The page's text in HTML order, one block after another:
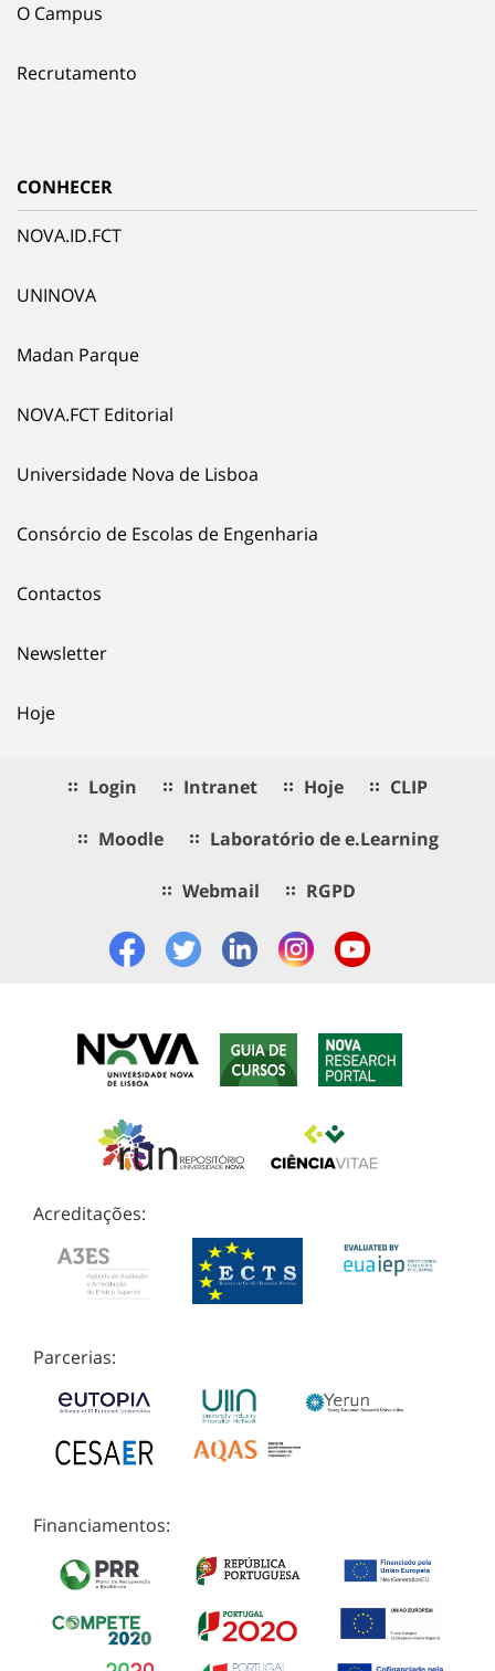
O Campus
Recrutamento
CONHECER
NOVA.ID.FCT
UNINOVA
Madan Parque
NOVA.FCT Editorial
Universidade Nova de Lisboa
Consórcio de Escolas de Engenharia
Contactos
Newsletter
Hoje
Login Intranet Hoje CLIP
Moodle Laboratório de e.Learning
Webmail RGPD
Acreditações:
Parcerias:
Financiamentos: